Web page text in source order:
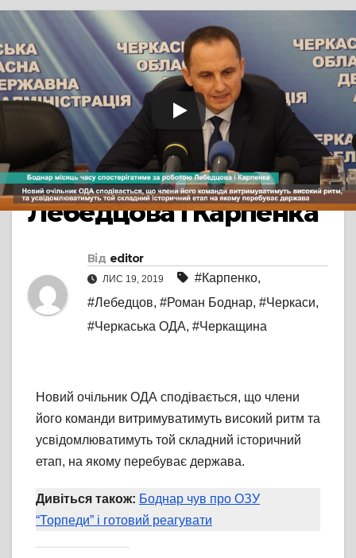
TV СЮЖЕТ ПРЯМА МОВА
Новий очільник
Черкащини місяць
спостерігатиме за
роботою заступників
Лебедцова і Карпенка
Від editor
ЛИС 19, 2019 #Карпенко,
#Лебедцов, #Роман Боднар, #Черкаси,
#Черкаська ОДА, #Черкащина
Новий очільник ОДА сподівається, що члени
його команди витримуватимуть високий ритм та
усвідомлюватимуть той складний історичний
етап, на якому перебуває держава.
Дивіться також: Боднар чув про ОЗУ
“Торпеди” і готовий реагувати